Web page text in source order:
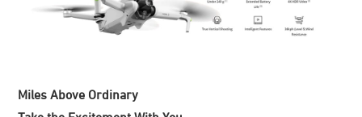
Miles Above Ordinary